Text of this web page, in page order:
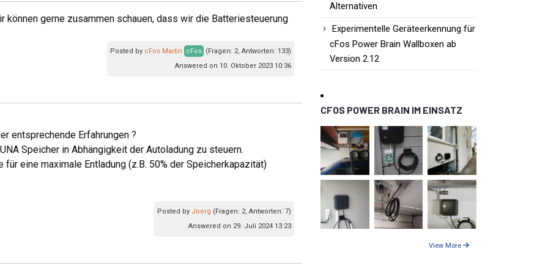
können gerne zusammen schauen, dass wir die Batteriesteuerung
Posted by cFos Martin cFos (Fragen: 2, Antworten: 133)
Answered on 10. Oktober 2023 10:36
entsprechende Erfahrungen ?
Speicher in Abhängigkeit der Autoladung zu steuern.
eine maximale Entladung (z.B. 50% der Speicherkapazität)
Posted by Joerg (Fragen: 2, Antworten: 7)
Answered on 29. Juli 2024 13:23
Alternativen
Experimentelle Geräteerkennung für
cFos Power Brain Wallboxen ab
Version 2.12
CFOS POWER BRAIN IM EINSATZ
View More